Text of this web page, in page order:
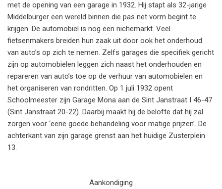
met de opening van een garage in 1932. Hij stapt als 32-jarige
Middelburger een wereld binnen die pas net vorm begint te
krijgen. De automobiel is nog een nichemarkt. Veel
fietsenmakers breiden hun zaak uit door ook het onderhoud
van auto’s op zich te nemen. Zelfs garages die specifiek gericht
zijn op automobielen leggen zich naast het onderhouden en
repareren van auto’s toe op de verhuur van automobielen en
het organiseren van rondritten. Op 1 juli 1932 opent
Schoolmeester zijn Garage Mona aan de Sint Janstraat I 46-47
(Sint Janstraat 20-22). Daarbij maakt hij de belofte dat hij zal
zorgen voor ‘eene goede behandeling voor matige prijzen’. De
achterkant van zijn garage grenst aan het huidige Zusterplein
13.
Aankondiging